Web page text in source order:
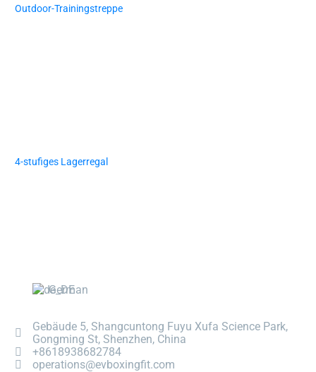
Outdoor-Trainingstreppe
4-stufiges Lagerregal
German
Gebäude 5, Shangcuntong Fuyu Xufa Science Park,
Gongming St, Shenzhen, China
+8618938682784
operations@evboxingfit.com